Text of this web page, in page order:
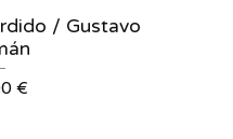
/ Gustavo
€